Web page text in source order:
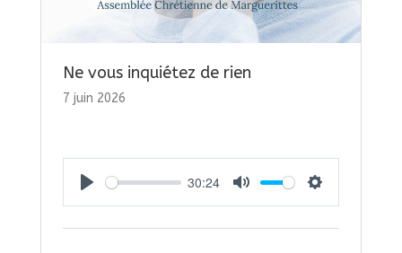
Ne vous inquiétez de rien
7 juin 2026
30:24